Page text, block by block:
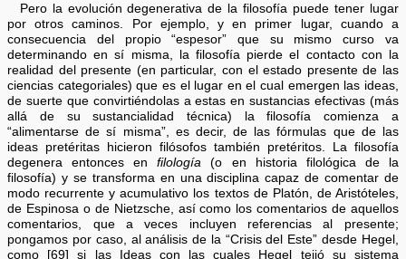
Pero la evolución degenerativa de la filosofía puede tener lugar
por otros caminos. Por ejemplo, y en primer lugar, cuando a
consecuencia del propio “espesor” que su mismo curso va
determinando en sí misma, la filosofía pierde el contacto con la
realidad del presente (en particular, con el estado presente de las
ciencias categoriales) que es el lugar en el cual emergen las ideas,
de suerte que convirtiéndolas a estas en sustancias efectivas (más
allá de su sustancialidad técnica) la filosofía comienza a
“alimentarse de sí misma”, es decir, de las fórmulas que de las
ideas pretéritas hicieron filósofos también pretéritos. La filosofía
degenera entonces enfilología (o en historia filológica de la
filosofía) y se transforma en una disciplina capaz de comentar de
modo recurrente y acumulativo los textos de Platón, de Aristóteles,
de Espinosa o de Nietzsche, así como los comentarios de aquellos
comentarios, que a veces incluyen referencias al presente;
pongamos por caso, al análisis de la “Crisis del Este” desde Hegel,
como [69] si las Ideas con las cuales Hegel tejió su sistema